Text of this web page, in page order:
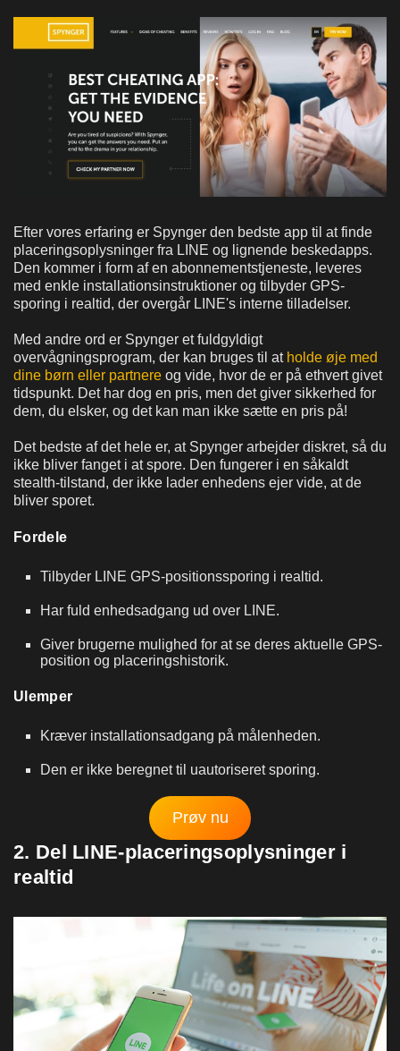
Efter vores erfaring er Spynger den bedste app til at finde
placeringsoplysninger fra LINE og lignende beskedapps.
Den kommer i form af en abonnementstjeneste, leveres
med enkle installationsinstruktioner og tilbyder GPS-
sporing i realtid, der overgår LINE's interne tilladelser.
Med andre ord er Spynger et fuldgyldigt
overvågningsprogram, der kan bruges til at holde øje med
dine børn eller partnere og vide, hvor de er på ethvert givet
tidspunkt. Det har dog en pris, men det giver sikkerhed for
dem, du elsker, og det kan man ikke sætte en pris på!
Det bedste af det hele er, at Spynger arbejder diskret, så du
ikke bliver fanget i at spore. Den fungerer i en såkaldt
stealth-tilstand, der ikke lader enhedens ejer vide, at de
bliver sporet.
Fordele
Tilbyder LINE GPS-positionssporing i realtid.
Har fuld enhedsadgang ud over LINE.
Giver brugerne mulighed for at se deres aktuelle GPS-
position og placeringshistorik.
Ulemper
Kræver installationsadgang på målenheden.
Den er ikke beregnet til uautoriseret sporing.
Prøv nu
2. Del LINE-placeringsoplysninger i
realtid